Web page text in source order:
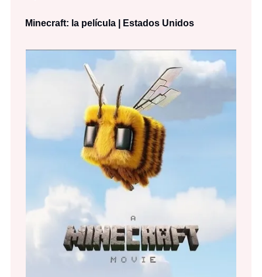
Minecraft: la película | Estados Unidos